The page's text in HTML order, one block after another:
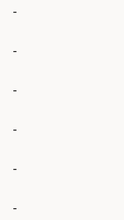
-
-
-
-
-
-